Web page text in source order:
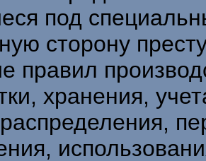
под
сторону
правил
хранения,